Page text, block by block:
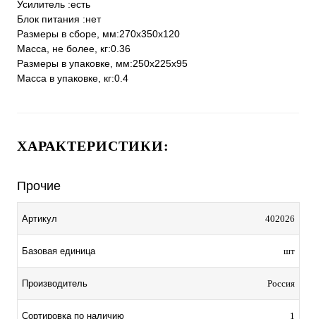
Усилитель :есть
Блок питания :нет
Размеры в сборе, мм:270х350х120
Масса, не более, кг:0.36
Размеры в упаковке, мм:250х225х95
Масса в упаковке, кг:0.4
ХАРАКТЕРИСТИКИ:
Прочие
Артикул 402026
Базовая единица шт
Производитель Россия
Сортировка по наличию 1